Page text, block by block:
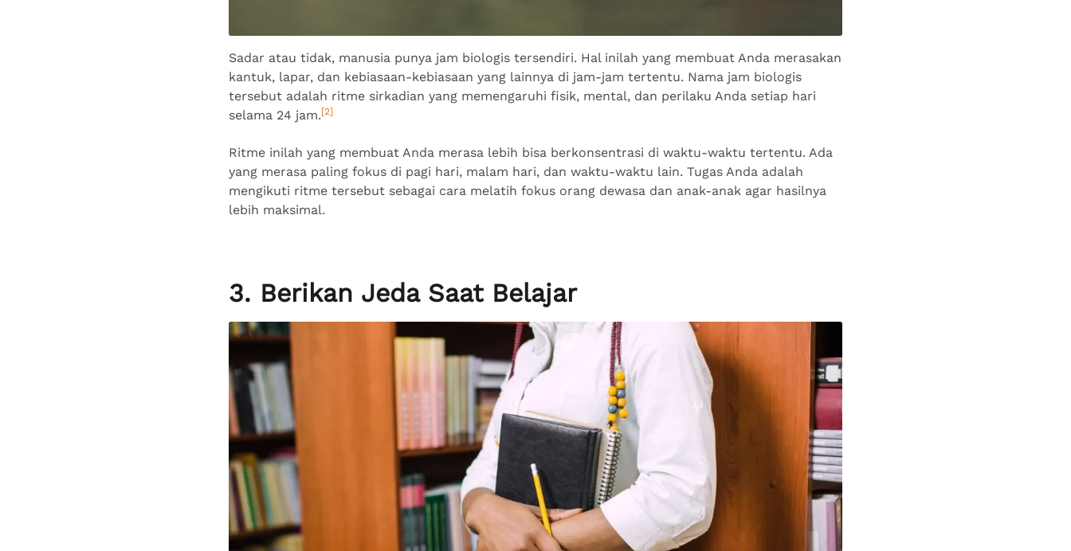
Sadar atau tidak, manusia punya jam biologis tersendiri. Hal inilah yang membuat Anda merasakan
kantuk, lapar, dan kebiasaan-kebiasaan yang lainnya di jam-jam tertentu. Nama jam biologis
tersebut adalah ritme sirkadian yang memengaruhi fisik, mental, dan perilaku Anda setiap hari
selama 24 jam.[2]
Ritme inilah yang membuat Anda merasa lebih bisa berkonsentrasi di waktu-waktu tertentu. Ada
yang merasa paling fokus di pagi hari, malam hari, dan waktu-waktu lain. Tugas Anda adalah
mengikuti ritme tersebut sebagai cara melatih fokus orang dewasa dan anak-anak agar hasilnya
lebih maksimal.
3. Berikan Jeda Saat Belajar